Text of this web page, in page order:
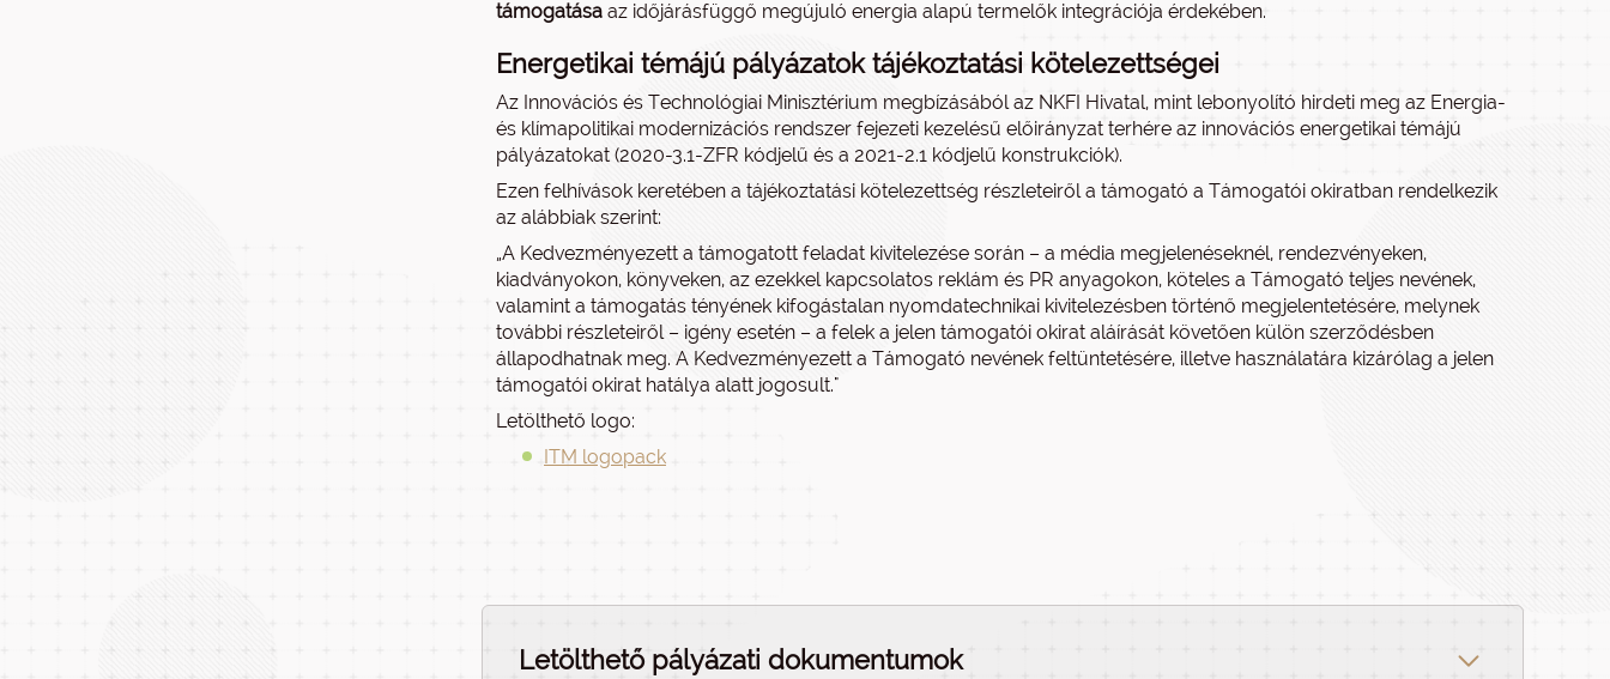
támogatása az időjárásfüggő megújuló energia alapú termelők integrációja érdekében.
Energetikai témájú pályázatok tájékoztatási kötelezettségei
Az Innovációs és Technológiai Minisztérium megbízásából az NKFI Hivatal, mint lebonyolító hirdeti meg az Energia-
és klímapolitikai modernizációs rendszer fejezeti kezelésű előirányzat terhére az innovációs energetikai témájú
pályázatokat (2020-3.1-ZFR kódjelű és a 2021-2.1 kódjelű konstrukciók).
Ezen felhívások keretében a tájékoztatási kötelezettség részleteiről a támogató a Támogatói okiratban rendelkezik
az alábbiak szerint:
„A Kedvezményezett a támogatott feladat kivitelezése során – a média megjelenéseknél, rendezvényeken,
kiadványokon, könyveken, az ezekkel kapcsolatos reklám és PR anyagokon, köteles a Támogató teljes nevének,
valamint a támogatás tényének kifogástalan nyomdatechnikai kivitelezésben történő megjelentetésére, melynek
további részleteiről – igény esetén – a felek a jelen támogatói okirat aláírását követően külön szerződésben
állapodhatnak meg. A Kedvezményezett a Támogató nevének feltüntetésére, illetve használatára kizárólag a jelen
támogatói okirat hatálya alatt jogosult."
Letölthető logo:
ITM logopack
Letölthető pályázati dokumentumok